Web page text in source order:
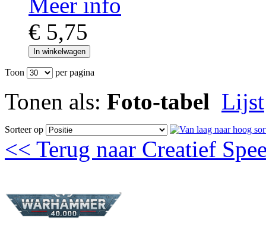
€ 5,75
In winkelwagen
Toon per pagina
Tonen als: Foto-tabel Lijst
Sorteer op
<< Terug naar Creatief